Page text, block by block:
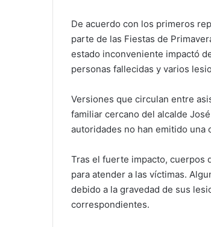
De acuerdo con los primeros
parte de las Fiestas de
estado inconveniente impactó
personas fallecidas y varios
Versiones que circulan entre
familiar cercano del alcalde
autoridades no han emitido
Tras el fuerte impacto, cuerpos
para atender a las víctimas.
debido a la gravedad de sus
correspondientes.